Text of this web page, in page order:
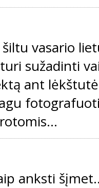
vasario
sužadinti
ant
anksti